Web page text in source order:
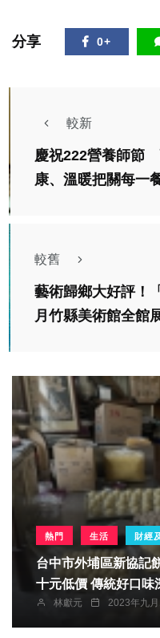
分享 0+
較新
慶祝222營養師節
康、溫暖把關每一
較舊
藝術歸鄉大好評！
月竹縣美術館全館
熱門 生活 財經
台中市外埔區新協記
十元低價 傳統
林獻元 2023年九月